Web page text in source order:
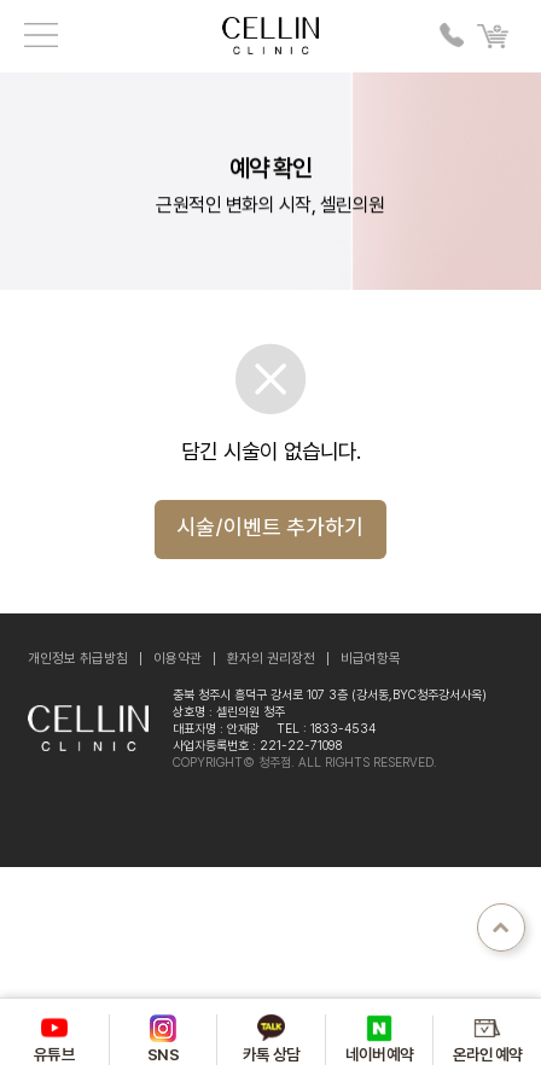
예약 확인
근원적인 변화의 시작, 셀린의원
담긴 시술이 없습니다.
시술/이벤트 추가하기
개인정보 취급방침 이용약관 환자의 권리장전 비급여항목
충북 청주시 흥덕구 강서로 107 3층 (강서동,BYC청주강서사옥)
상호명 : 셀린의원 청주
대표자명 : 안재광
TEL : 1833-4534
사업자등록번호 : 221-22-71098
COPYRIGHT© 청주점. ALL RIGHTS RESERVED.
유튜브 SNS 카톡 상담 네이버예약 온라인 예약